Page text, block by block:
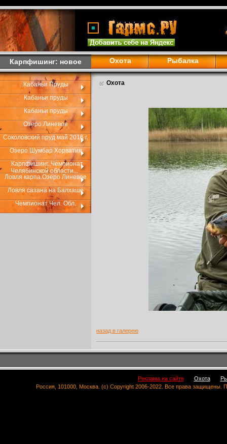
Карпфишинг: новое Охота Рыбалка
Кабаньи Пруды
Кабаньи пруды
Кабаньи пруды
Озеро Линевое
Соколовский пруд май 2016 г.
Озеро Шумбар Хорватия
Карпфишинг..Чемпионат
Челябинской области...
Ловля карпа.Озеро Линевое
Ловля сазана на Балхаше
Чемпионат Чел. Обл.
Охота
назад в галерею
Реклама на сайте Охота
Россия, 101000, Москва. (c) Copyright 2006-2022. Все права защищены.